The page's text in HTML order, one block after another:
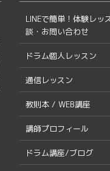
LINEで簡単！体験レッ
談・お問い合わせ
ドラム個人レッスン
通信レッスン
教則本 / WEB講座
講師プロフィール
ドラム講座/ブログ